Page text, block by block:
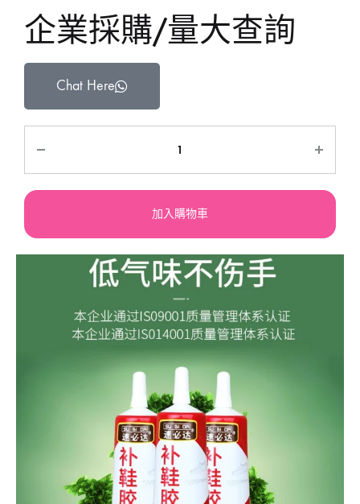
企業採購/量大查詢
Chat Here
加入購物車